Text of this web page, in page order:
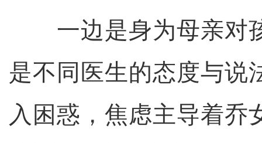
一边是身为母亲对
是不同医生的态度与说
入困惑，焦虑主导着乔